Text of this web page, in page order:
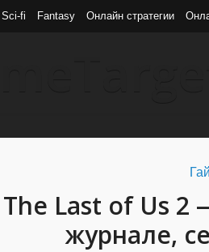
Sci-fi Fantasy Онлайн стратегии
The Last of Us 2
журнале,